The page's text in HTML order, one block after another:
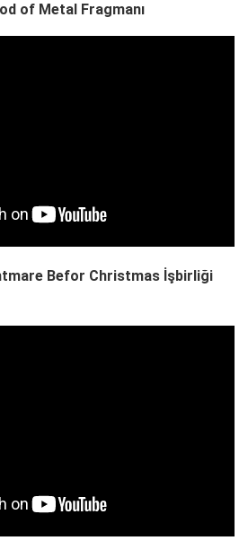
of Metal Fragmanı
Befor Christmas İşbirliği